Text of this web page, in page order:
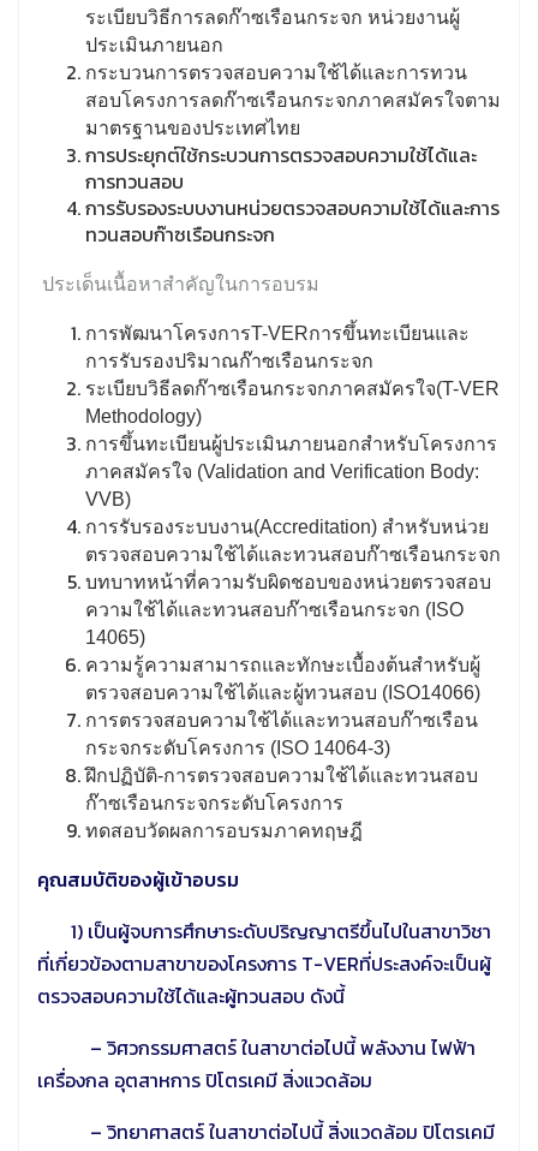
ระเบียบวิธีการลดก๊าซเรือนกระจก หน่วยงานผู้
ประเมินภายนอก
กระบวนการตรวจสอบความใช้ได้และการทวน
สอบโครงการลดก๊าซเรือนกระจกภาคสมัครใจตาม
มาตรฐานของประเทศไทย
การประยุกต์ใช้กระบวนการตรวจสอบความใช้ได้และ
การทวนสอบ
การรับรองระบบงานหน่วยตรวจสอบความใช้ได้และการ
ทวนสอบก๊าซเรือนกระจก
ประเด็นเนื้อหาสำคัญในการอบรม
การพัฒนาโครงการT-VERการขึ้นทะเบียนและ
การรับรองปริมาณก๊าซเรือนกระจก
ระเบียบวิธีลดก๊าซเรือนกระจกภาคสมัครใจ(T-VER
Methodology)
การขึ้นทะเบียนผู้ประเมินภายนอกสำหรับโครงการ
ภาคสมัครใจ (Validation and Verification Body:
VVB)
การรับรองระบบงาน(Accreditation) สำหรับหน่วย
ตรวจสอบความใช้ได้และทวนสอบก๊าซเรือนกระจก
บทบาทหน้าที่ความรับผิดชอบของหน่วยตรวจสอบ
ความใช้ได้และทวนสอบก๊าซเรือนกระจก (ISO
14065)
ความรู้ความสามารถและทักษะเบื้องต้นสำหรับผู้
ตรวจสอบความใช้ได้และผู้ทวนสอบ (ISO14066)
การตรวจสอบความใช้ได้และทวนสอบก๊าซเรือน
กระจกระดับโครงการ ( ISO 14064-3)
ฝึกปฏิบัติ-การตรวจสอบความใช้ได้และทวนสอบ
ก๊าซเรือนกระจกระดับโครงการ
ทดสอบวัดผลการอบรมภาคทฤษฎี
คุณสมบัติของผู้เข้าอบรม
1) เป็นผู้จบการศึกษาระดับปริญญาตรีขึ้นไปในสาขาวิชา
ที่เกี่ยวข้องตามสาขาของโครงการ T-VERที่ประสงค์จะเป็นผู้
ตรวจสอบความใช้ได้และผู้ทวนสอบ ดังนี้
– วิศวกรรมศาสตร์ ในสาขาต่อไปนี้ พลังงาน ไฟฟ้า
เครื่องกล อุตสาหการ ปิโตรเคมี สิ่งแวดล้อม
– วิทยาศาสตร์ ในสาขาต่อไปนี้ สิ่งแวดล้อม ปิโตรเคมี